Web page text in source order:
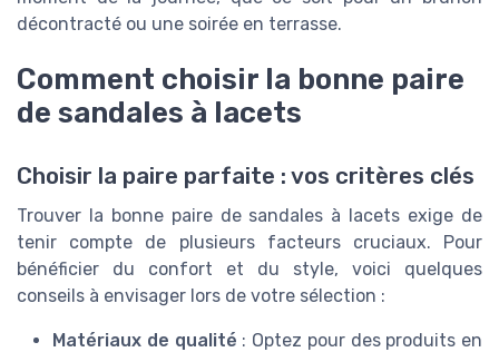
décontracté ou une soirée en terrasse.
Comment choisir la bonne paire
de sandales à lacets
Choisir la paire parfaite : vos critères clés
Trouver la bonne paire de sandales à lacets exige de
tenir compte de plusieurs facteurs cruciaux. Pour
bénéficier du confort et du style, voici quelques
conseils à envisager lors de votre sélection :
Matériaux de qualité : Optez pour des produits en